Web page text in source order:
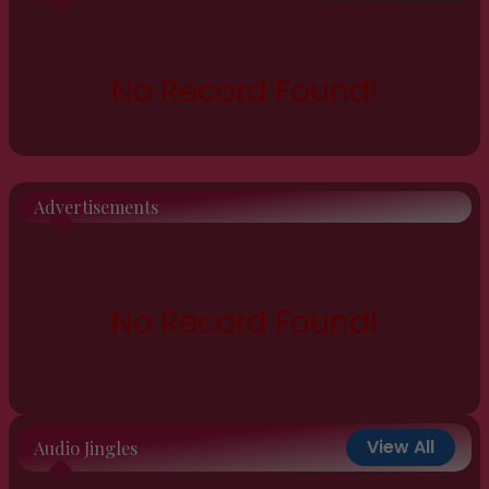
No Record Found!
Advertisements
No Record Found!
Audio Jingles View All